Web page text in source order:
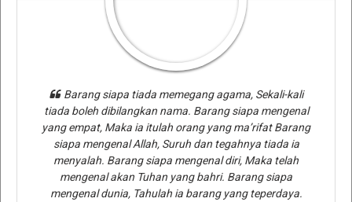
Barang siapa tiada memegang agama, Sekali-kali
tiada boleh dibilangkan nama. Barang siapa mengenal
yang empat, Maka ia itulah orang yang ma’rifat Barang
siapa mengenal Allah, Suruh dan tegahnya tiada ia
menyalah. Barang siapa mengenal diri, Maka telah
mengenal akan Tuhan yang bahri. Barang siapa
mengenal dunia, Tahulah ia barang yang teperdaya.